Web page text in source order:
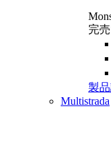
完
製
Multistrada